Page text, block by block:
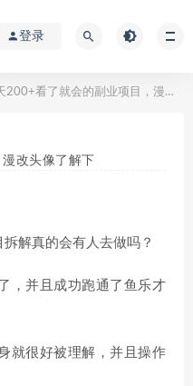
登录
看了就会的副业项目，漫改头像了解下
改头像了解下
解真的会有人去做吗？
，并且成功跑通了鱼乐才
就很好被理解，并且操作